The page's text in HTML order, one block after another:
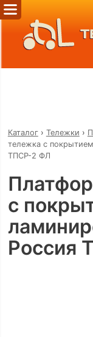
Каталог› Тележки ›
тележка с
ТПСР-2 ФЛ
с
Россия